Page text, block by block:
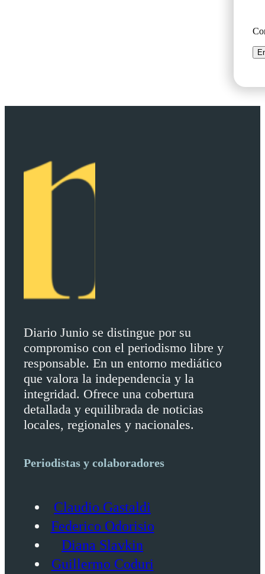
Diario Junio se distingue por su
compromiso con el periodismo libre y
responsable. En un entorno mediático
que valora la independencia y la
integridad. Ofrece una cobertura
detallada y equilibrada de noticias
locales, regionales y nacionales.
Periodistas y colaboradores
Claudio Gastaldi
Federico Odorisio
Diana Slavkin
Guillermo Coduri